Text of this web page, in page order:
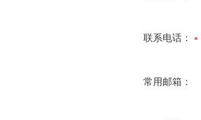
联系电话：
常用邮箱：